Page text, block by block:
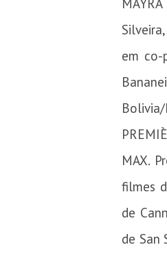
em co-
MAX.
filmes
de
de San